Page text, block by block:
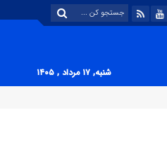
شنبه, ۱۷ مرداد , ۱۴۰۵